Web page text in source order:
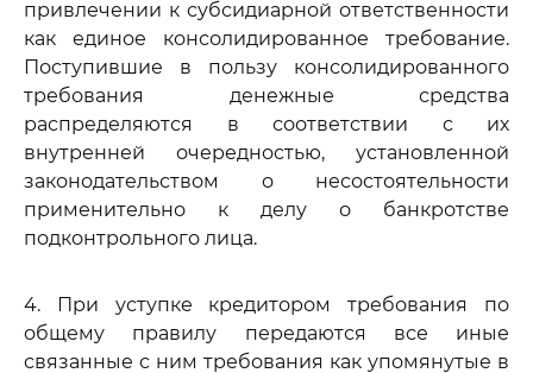
привлечении к субсидиарной ответственности
как единое консолидированное требование.
Поступившие в пользу консолидированного
требования денежные средства
распределяются в соответствии с их
внутренней очередностью, установленной
законодательством о несостоятельности
применительно к делу о банкротстве
подконтрольного лица.
4. При уступке кредитором требования по
общему правилу передаются все иные
связанные с ним требования как упомянутые в